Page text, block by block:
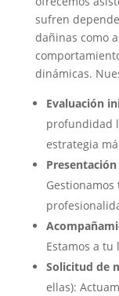
sufren
dañinas como
dinámicas.
Evaluación
profundidad
estrategia
Estamos a tu
Solicitud de
ellas):